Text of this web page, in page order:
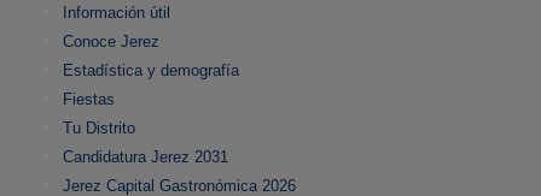
Información útil
Conoce Jerez
Estadística y demografía
Fiestas
Tu Distrito
Candidatura Jerez 2031
Jerez Capital Gastronómica 2026